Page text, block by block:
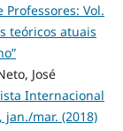
Vol.
teóricos atuais
José
Internacional
jan./mar. (2018)